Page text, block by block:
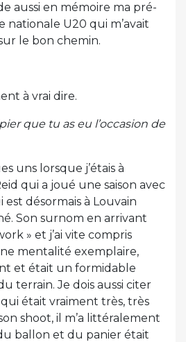
aussi en mémoire ma pré-
nationale U20 qui m’avait
le bon chemin.
à vrai dire.
que tu as eu l’occasion de
uns lorsque j’étais à
qui a joué une saison avec
désormais à Louvain
Son surnom en arrivant
» et j’ai vite compris
mentalité exemplaire,
et était un formidable
terrain. Je dois aussi citer
était vraiment très, très
shoot, il m’a littéralement
ballon et du panier était